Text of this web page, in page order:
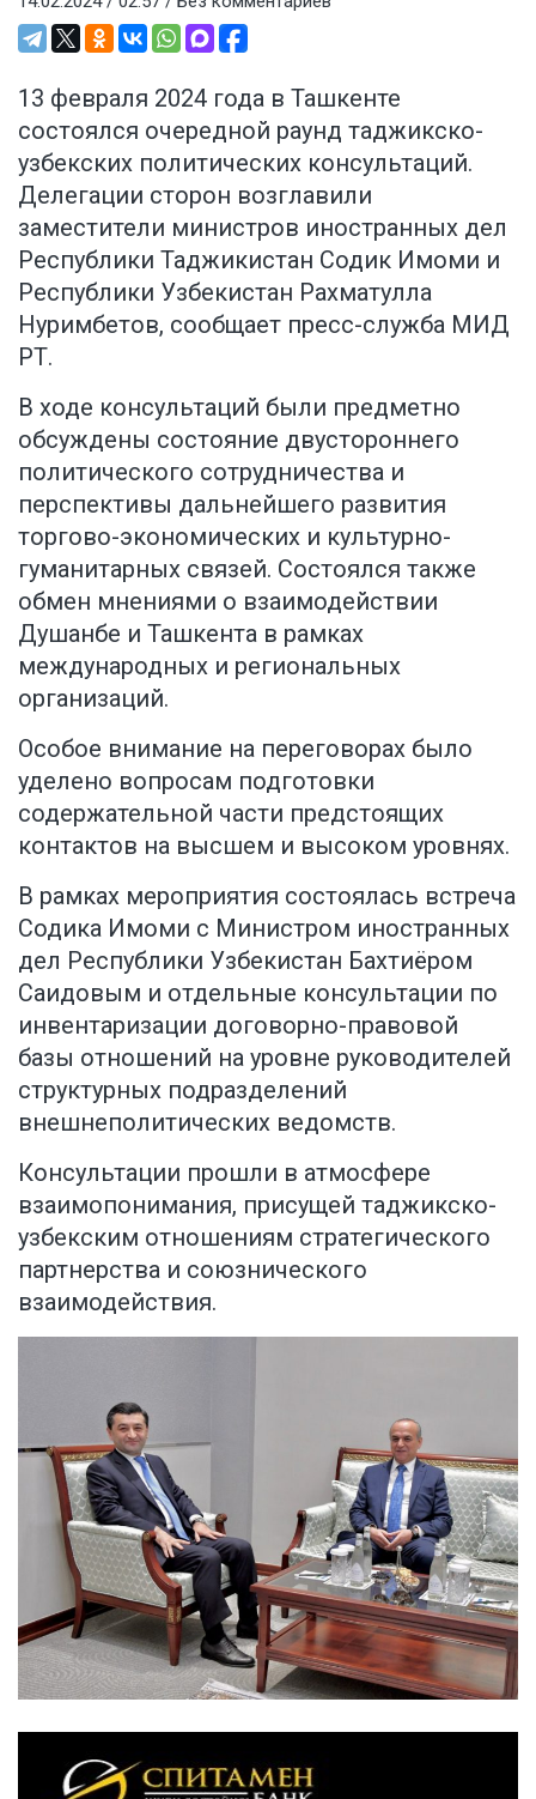
13 февраля 2024 года в Ташкенте
состоялся очередной раунд таджикско-
узбекских политических консультаций.
Делегации сторон возглавили
заместители министров иностранных дел
Республики Таджикистан Содик Имоми и
Республики Узбекистан Рахматулла
Нуримбетов, сообщает пресс-служба МИД
РТ.
В ходе консультаций были предметно
обсуждены состояние двустороннего
политического сотрудничества и
перспективы дальнейшего развития
торгово-экономических и культурно-
гуманитарных связей. Состоялся также
обмен мнениями о взаимодействии
Душанбе и Ташкента в рамках
международных и региональных
организаций.
Особое внимание на переговорах было
уделено вопросам подготовки
содержательной части предстоящих
контактов на высшем и высоком уровнях.
В рамках мероприятия состоялась встреча
Содика Имоми с Министром иностранных
дел Республики Узбекистан Бахтиёром
Саидовым и отдельные консультации по
инвентаризации договорно-правовой
базы отношений на уровне руководителей
структурных подразделений
внешнеполитических ведомств.
Консультации прошли в атмосфере
взаимопонимания, присущей таджикско-
узбекским отношениям стратегического
партнерства и союзнического
взаимодействия.